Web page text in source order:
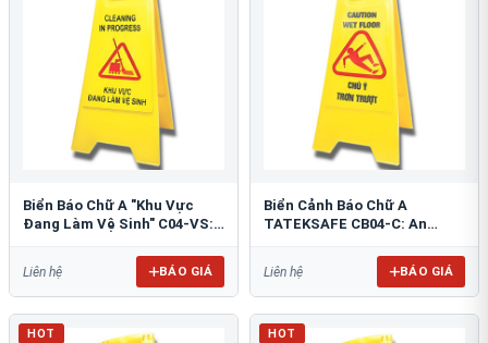
Biển Báo Chữ A "Khu Vực
Đang Làm Vệ Sinh" C04-VS:
Liên hệ BÁO GIÁ
Biển Cảnh Báo Chữ A
TATEKSAFE CB04-C: An
Liên hệ BÁO GIÁ
HOT HOT